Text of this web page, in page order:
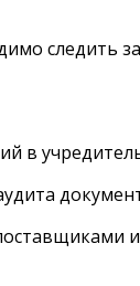
следить
в